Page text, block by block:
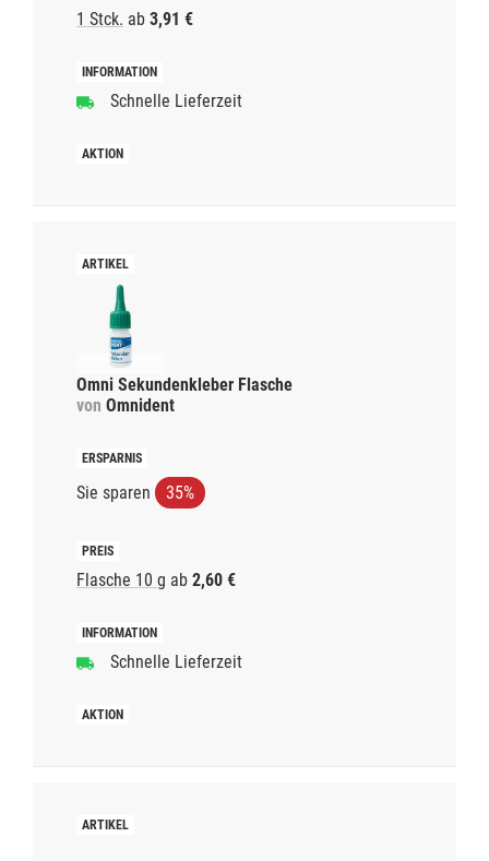
1 Stck. ab 3,91 €
Schnelle Lieferzeit
Omni Sekundenkleber Flasche
von Omnident
Sie sparen 35%
Flasche 10 g ab 2,60 €
Schnelle Lieferzeit